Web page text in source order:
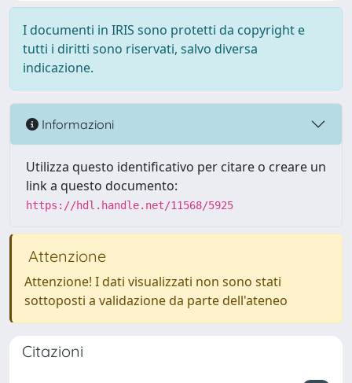
I documenti in IRIS sono protetti da copyright e
tutti i diritti sono riservati, salvo diversa
indicazione.
Informazioni
Utilizza questo identificativo per citare o creare un
link a questo documento:
https://hdl.handle.net/11568/5925
Attenzione
Attenzione! I dati visualizzati non sono stati
sottoposti a validazione da parte dell'ateneo
Citazioni